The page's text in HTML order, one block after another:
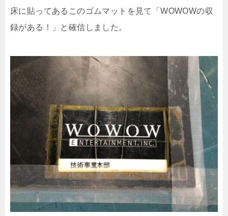
床に貼ってあるこのゴムマットを見て「WOWOWの収
録がある！」と確信しました。